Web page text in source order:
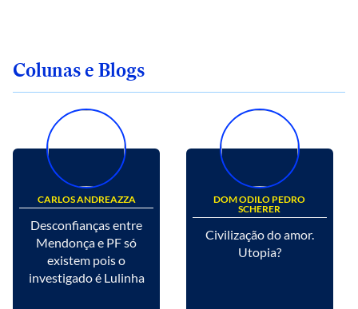
Colunas e Blogs
CARLOS ANDREAZZA
Desconfianças entre
Mendonça e PF só
existem pois o
investigado é Lulinha
DOM ODILO PEDRO
SCHERER
Civilização do amor.
Utopia?